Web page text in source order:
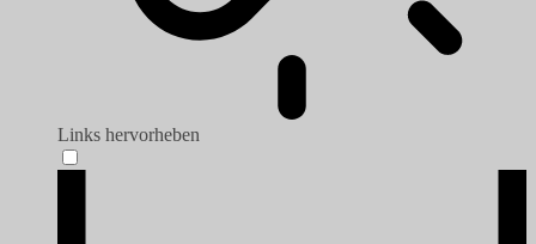
Links hervorheben